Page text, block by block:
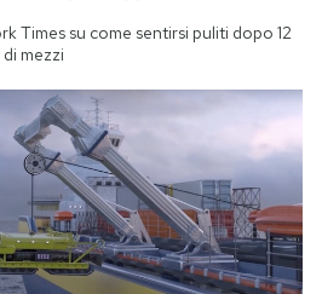
Times su come sentirsi puliti dopo 12
mezzi